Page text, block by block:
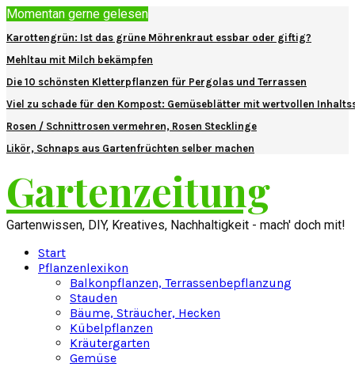
Momentan gerne gelesen
Karottengrün: Ist das grüne Möhrenkraut essbar oder giftig?
Mehltau mit Milch bekämpfen
Die 10 schönsten Kletterpflanzen für Pergolas und Terrassen
Viel zu schade für den Kompost: Gemüseblätter mit wertvollen
Rosen / Schnittrosen vermehren, Rosen Stecklinge
Likör, Schnaps aus Gartenfrüchten selber machen
Gartenzeitung
Gartenwissen, DIY, Kreatives, Nachhaltigkeit - mach' doch mit!
Start
Pflanzenlexikon
Balkonpflanzen, Terrassenbepflanzung
Stauden
Bäume, Sträucher, Hecken
Kübelpflanzen
Kräutergarten
Gemüse